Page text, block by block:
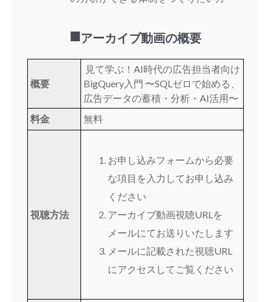
■アーカイブ動画の概要
概要
見て学ぶ！AI時代の広告担当者向け
BigQuery入門 〜SQLゼロで始める、
広告データの蓄積・分析・AI活用〜
料金
無料
視聴方法
お申し込みフォームから必要
な項目を入力してお申し込み
ください
アーカイブ動画視聴URLを
メールにてお送りいたします
メールに記載された視聴URL
にアクセスしてご覧ください